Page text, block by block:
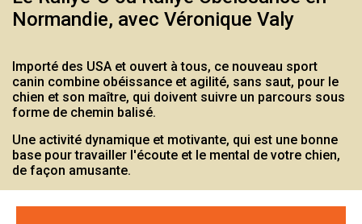
Normandie, avec Véronique Valy
Importé des USA et ouvert à tous, ce nouveau sport
canin combine obéissance et agilité, sans saut, pour le
chien et son maître, qui doivent suivre un parcours sous
forme de chemin balisé.
Une activité dynamique et motivante, qui est une bonne
base pour travailler l'écoute et le mental de votre chien,
de façon amusante.